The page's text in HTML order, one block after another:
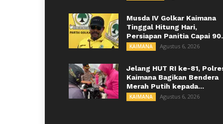
Musda IV Golkar Kaimana
Tinggal Hitung Hari,
Persiapan Panitia Capai
KAIMANA Agustus 6, 2026
Jelang HUT RI ke-81,
Kaimana Bagikan Bendera
Merah Putih kepada...
KAIMANA Agustus 6, 2026